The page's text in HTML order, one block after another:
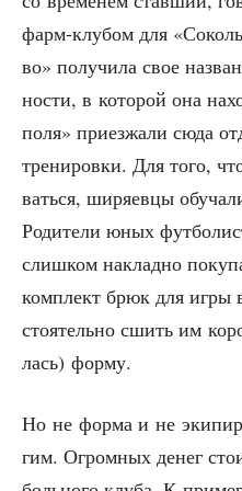
фарм-клу­бом для
во» полу­чи­ла свое
но­сти, в кото­рой она
поля» при­ез­жа­ли сюда
тре­ни­ров­ки. Для того,
вать­ся, ширя­ев­цы
Роди­те­ли юных
слиш­ком наклад­но
ком­плект брюк для
сто­я­тель­но сшить им
лась) форму.
Но не фор­ма и не
гим. Огром­ных денег